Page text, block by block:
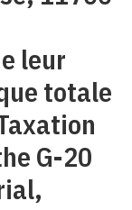
leur
totale
G-20